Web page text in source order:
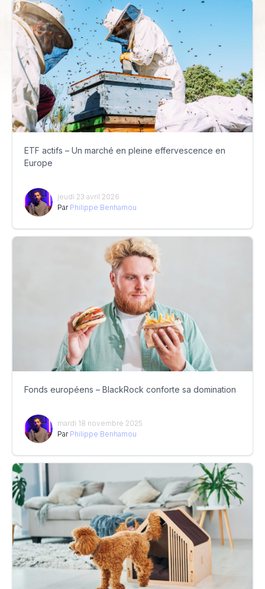
ETF actifs – Un marché en pleine effervescence en
Europe
jeudi 23 avril 2026
Par Philippe Benhamou
Fonds européens – BlackRock conforte sa domination
mardi 18 novembre 2025
Par Philippe Benhamou